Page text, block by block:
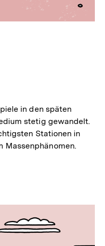
in den späten
stetig gewandelt.
Stationen in
Massenphänomen.